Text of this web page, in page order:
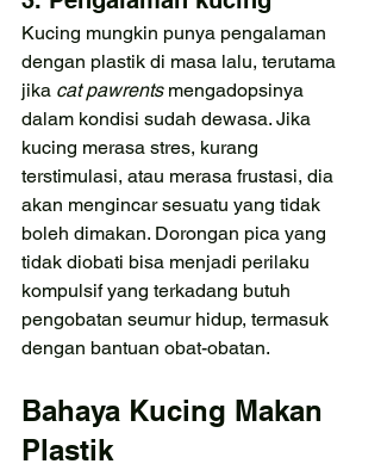
Kucing mungkin punya pengalaman
dengan plastik di masa lalu, terutama
jika cat pawrents mengadopsinya
dalam kondisi sudah dewasa. Jika
kucing merasa stres, kurang
terstimulasi, atau merasa frustasi, dia
akan mengincar sesuatu yang tidak
boleh dimakan. Dorongan pica yang
tidak diobati bisa menjadi perilaku
kompulsif yang terkadang butuh
pengobatan seumur hidup, termasuk
dengan bantuan obat-obatan.
Bahaya Kucing Makan
Plastik